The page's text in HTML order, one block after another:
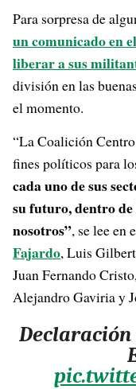
Para sorpresa de
un comunicado en
liberar a sus
división en las
el momento.
“La Coalición
fines políticos para
cada uno de sus
su futuro, dentro
nosotros”, se lee en
Fajardo, Luis
Juan Fernando
Alejandro Gaviria y
Declaración